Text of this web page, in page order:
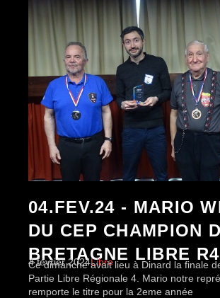
04.FEV.24 - MARIO
DU CEP CHAMPION
BRETAGNE LIBRE R4
4 février 2024Libre
Ce dimanche avait lieu à Dinard la finale
Partie Libre Régionale 4. Mario notre
remporte le titre pour la 2eme année